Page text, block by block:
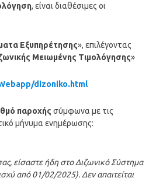
, είναι διαθέσιμες οι
Εξυπηρέτησης», επιλέγοντας
Μειωμένης Τιμολόγησης»
dizoniko.html
παροχής σύμφωνα με τις
μήνυμα ενημέρωσης:
είσαστε ήδη στο Διζωνικό Σύστημα
από 01/02/2025). Δεν απαιτείται